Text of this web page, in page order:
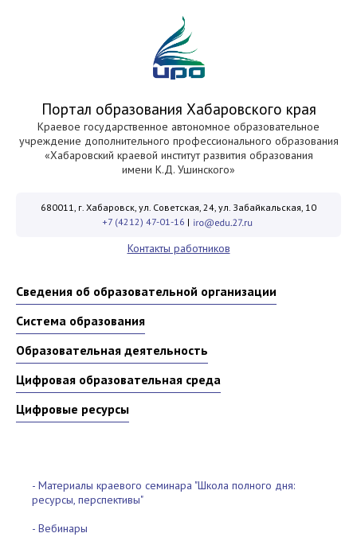
Портал образования Хабаровского края
Краевое государственное автономное образовательное
учреждение дополнительного профессионального образования
«Хабаровский краевой институт развития образования
имени К.Д. Ушинского»
680011, г. Хабаровск, ул. Советская, 24, ул. Забайкальская, 10
+7 (4212) 47-01-16 |
Контакты работников
Сведения об образовательной организации
Система образования
Образовательная деятельность
Цифровая образовательная среда
Цифровые ресурсы
- Материалы краевого семинара "Школа полного дня:
ресурсы, перспективы"
- Вебинары